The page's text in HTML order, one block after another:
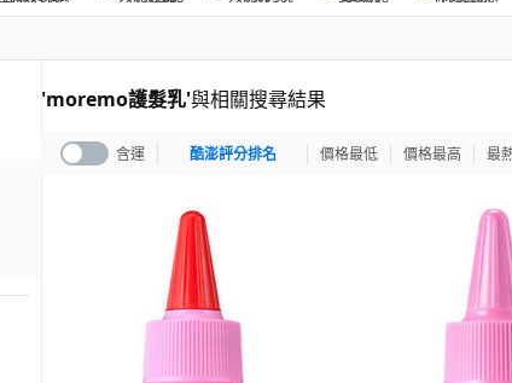
'moremo護髮乳'與相關搜尋結果
含運 酷澎評分排名 價格最低 價格最高 最